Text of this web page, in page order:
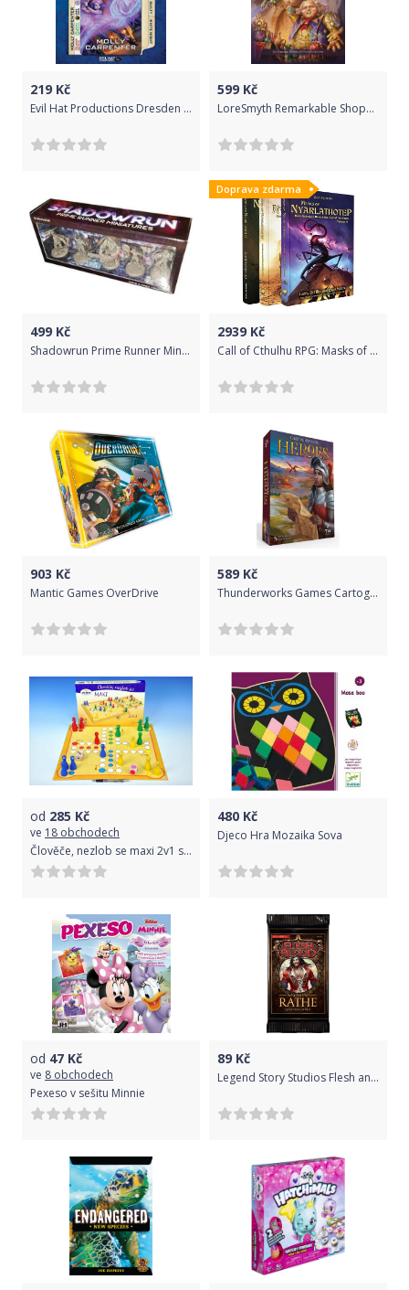
219 Kč
Evil Hat Productions Dresden Files Cooperative Card Game: Helping Hands
599 Kč
LoreSmyth Remarkable Shops & Their Wares Hardcover
499 Kč
Shadowrun Prime Runner Miniatures
Doprava zdarma
2939 Kč
Call of Cthulhu RPG: Masks of Nyarlathotep Slipcase Set
903 Kč
Mantic Games OverDrive
589 Kč
Thunderworks Games Cartographers: Heroes
od 285 Kč
ve 18 obchodech
Člověče, nezlob se maxi 2v1 společenská hra v krabici 33,5x23x3,5cm
480 Kč
Djeco Hra Mozaika Sova
od 47 Kč
ve 8 obchodech
Pexeso v sešitu Minnie
89 Kč
Legend Story Studios Flesh and Blood TCG - Welcome to Rathe Unlimited Booster